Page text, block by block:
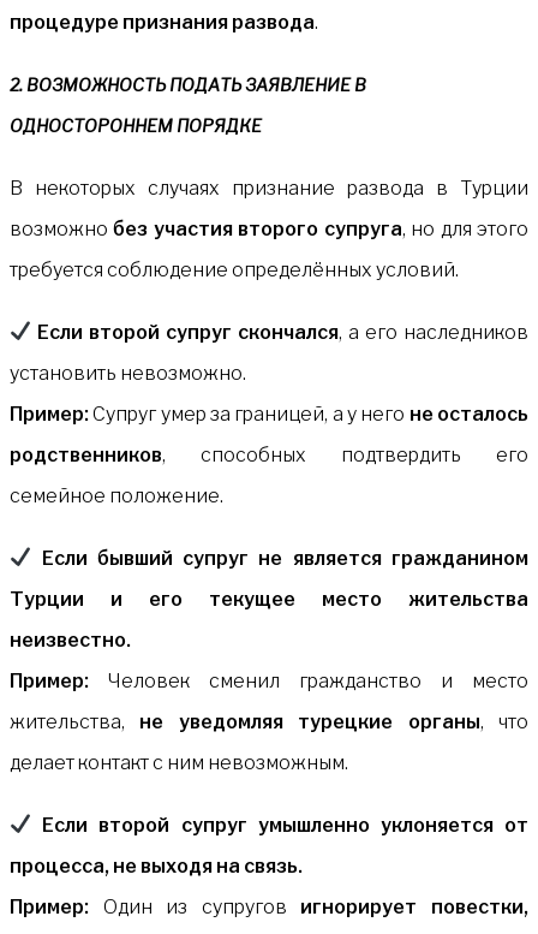
процедуре признания развода.
2. ВОЗМОЖНОСТЬ ПОДАТЬ ЗАЯВЛЕНИЕ В
ОДНОСТОРОННЕМ ПОРЯДКЕ
В некоторых случаях признание развода в Турции
возможнобез участия второго супруга, но для этого
требуется соблюдение определённых условий.
Если второй супруг скончался, а его наследников
установить невозможно.
Пример:Супруг умер за границей, а у него не осталось
родственников, способных подтвердить его
семейное положение.
Если бывший супруг не является гражданином
Турции и его текущее место жительства
неизвестно.
Пример: Человек сменил гражданство и место
жительства, не уведомляя турецкие органы, что
делает контакт с ним невозможным.
Если второй супруг умышленно уклоняется от
процесса, не выходя на связь.
Пример: Один из супругов игнорирует повестки,